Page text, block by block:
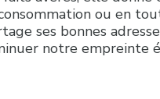
ou en
ses bonnes
notre empreinte